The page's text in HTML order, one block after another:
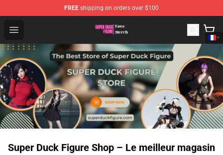
FREE shipping on orders over $100
Open menu
Super Duck Figure Shop - The Best Store of Super Duck
Super Duck Figure Shop – Le meilleur magasin